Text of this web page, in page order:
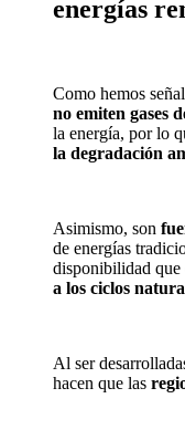
energías
Como hemos
no emiten gases
la energía, por lo
la degradación
Asimismo, son
de energías
disponibilidad que
a los ciclos
Al ser
hacen que las